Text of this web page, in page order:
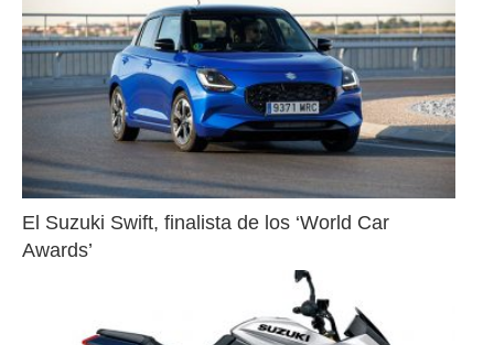
El Suzuki Swift, finalista de los ‘World Car
Awards’